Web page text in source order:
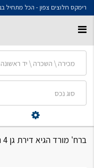
רימקס חלוצים צפון - הכל מתחיל
מכירה \ השכרה \ יד ראשונה
סוג נכס
ברח' מורד הגיא דירת גן 4 חד'